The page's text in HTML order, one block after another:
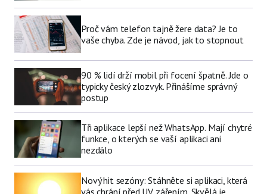
Proč vám telefon tajně žere data? Je to
vaše chyba. Zde je návod, jak to stopnout
90 % lidí drží mobil při focení špatně. Jde o
typicky český zlozvyk. Přinášíme správný
postup
Tři aplikace lepší než WhatsApp. Mají chytré
funkce, o kterých se vaší aplikaci ani
nezdálo
Nový hit sezóny: Stáhněte si aplikaci, která
vás chrání před UV zářením. Skvělá je